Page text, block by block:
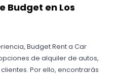
Budget en Los
Budget Rent a Car
de alquiler de autos,
Por ello, encontrarás